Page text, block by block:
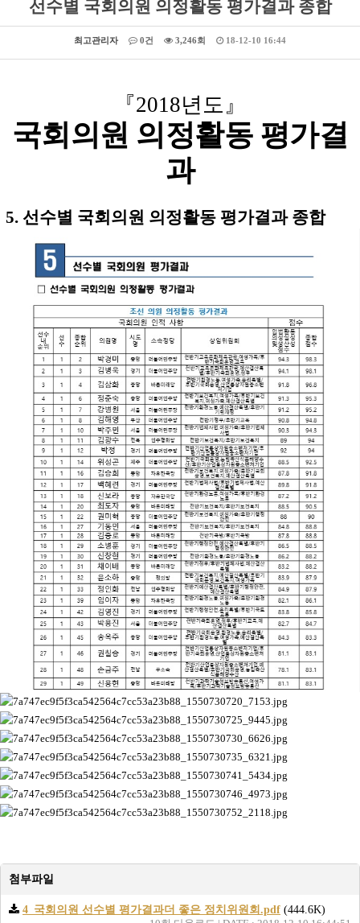
선수별 국회의원 의정활동 평가결과 종합
최고관리자 0건 3,246회 18-12-10 16:44
『2018년도』
국회의원 의정활동 평가결
과
5. 선수별 국회의원 의정활동 평가결과 종합
첨부파일
4_국회의원 선수별 평가결과더 좋은 정치위원회.pdf (444.6K)